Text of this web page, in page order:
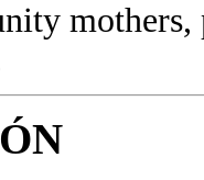
mothers,